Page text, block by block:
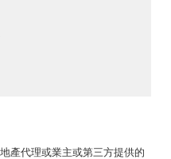
產代理或業主或第三方提供的